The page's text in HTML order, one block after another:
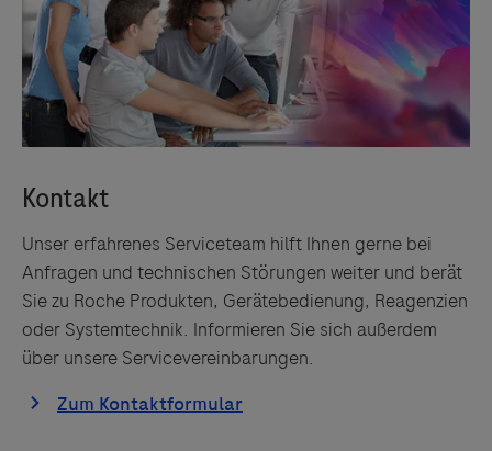
Unser erfahrenes Serviceteam hilft Ihnen gerne bei
Anfragen und technischen Störungen weiter und berät
Sie zu Roche Produkten, Gerätebedienung, Reagenzien
oder Systemtechnik. Informieren Sie sich außerdem
über unsere Servicevereinbarungen.